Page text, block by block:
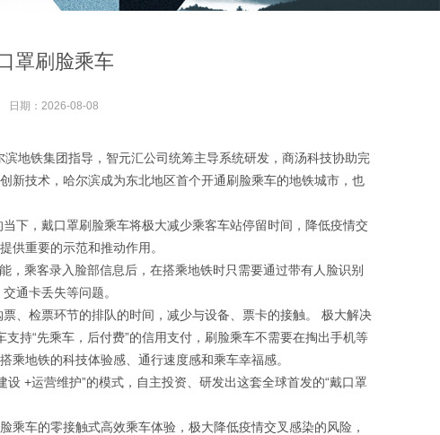
罩刷脸乘车
日期： 2026-08-08
地铁集团指导，智元汇公司统筹主导系统研发，商汤科技协助完
新技术，哈尔滨成为东北地区首个开通刷脸乘车的地铁城市，也
下，戴口罩刷脸乘车将极大减少乘客车站停留时间，降低疫情交
供重要的示范和推动作用。
，乘客录入脸部信息后，在搭乘地铁时只需要通过带有人脸识别
通卡丢失等问题。
、检票环节的排队的时间，减少与设备、票卡的接触。 极大解决
持“先乘车，后付费”的信用支付，刷脸乘车不需要在掏出手机等
乘地铁的科技体验感、通行速度感和乘车幸福感。
+运营维护”的模式，自主投资、研发出这套全球首发的“戴口罩
车的零接触式高效乘车体验，极大降低疫情交叉感染的风险，